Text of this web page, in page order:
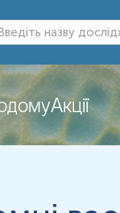
Акції
нирок (анти-
можуть